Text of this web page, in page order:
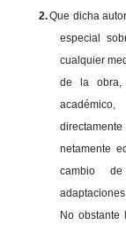
2.Que dicha
especial
cualquier
de la obra,
netamente
cambio de
No obstante